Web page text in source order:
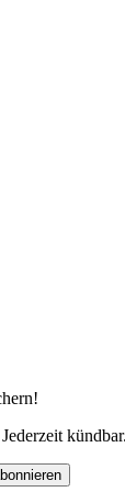
kündbar.